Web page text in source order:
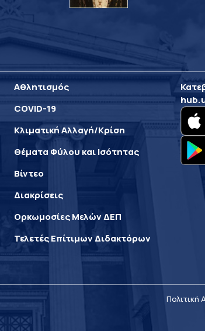
Αθλητισμός
COVID-19
Κλιματική Αλλαγή/Κρίση
Θέματα Φύλου και Ισότητας
Βίντεο
Διακρίσεις
Ορκωμοσίες Μελών ΔΕΠ
Τελετές Επίτιμων Διδακτόρων
Πολιτική